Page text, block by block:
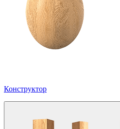
Конструктор